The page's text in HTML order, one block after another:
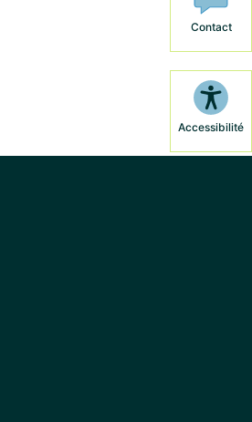
Contact
Accessibilité